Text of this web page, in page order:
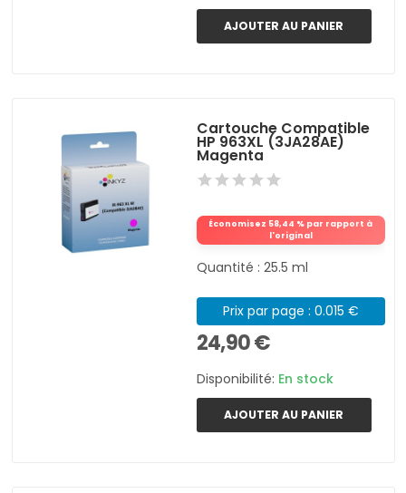
AJOUTER AU PANIER
Cartouche Compatible
HP 963XL (3JA28AE)
Magenta
Économisez 58,44 % par rapport à
l'original
Quantité : 25.5 ml
Prix par page : 0.015 €
24,90 €
Disponibilité: En stock
AJOUTER AU PANIER